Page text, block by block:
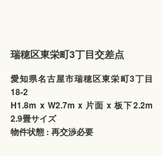
瑞穂区東栄町3丁目交差点
愛知県名古屋市瑞穂区東栄町3丁目
18-2
H1.8m x W2.7m x 片面 x 板下2.2m
2.9畳サイズ
物件状態 : 再交渉必要